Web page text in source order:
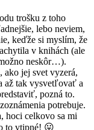
trošku z toho
lebo neviem,
keďže si myslím, že
v knihách (ale
neskôr…).
ako jej svet vyzerá,
až tak vysvetľovať a
pozná to.
potrebuje.
hoci celkovo sa mi
to vtipné! 😛